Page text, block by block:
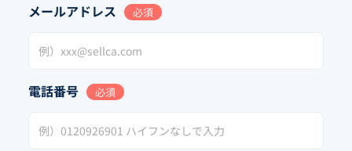
メールアドレス 必須
電話番号 必須